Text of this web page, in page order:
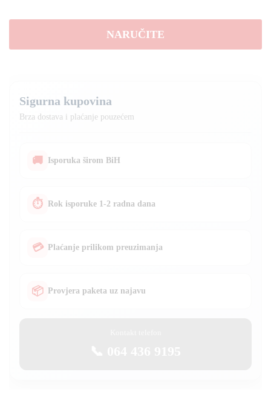
250A
količina
NARUČITE
Sigurna kupovina
Brza dostava i plaćanje pouzećem
🚚 Isporuka širom BiH
⏱ Rok isporuke 1-2 radna dana
💳 Plaćanje prilikom preuzimanja
📦 Provjera paketa uz najavu